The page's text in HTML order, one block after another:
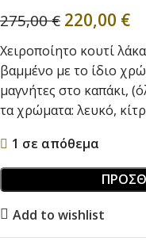
275,00€ 220,00 €
Χειροποίητο κουτί
βαμμένο με το ίδιο
μαγνήτες στο καπάκι,
τα χρώματα: λευκό,
1 σε απόθεμα
Add to wishlist